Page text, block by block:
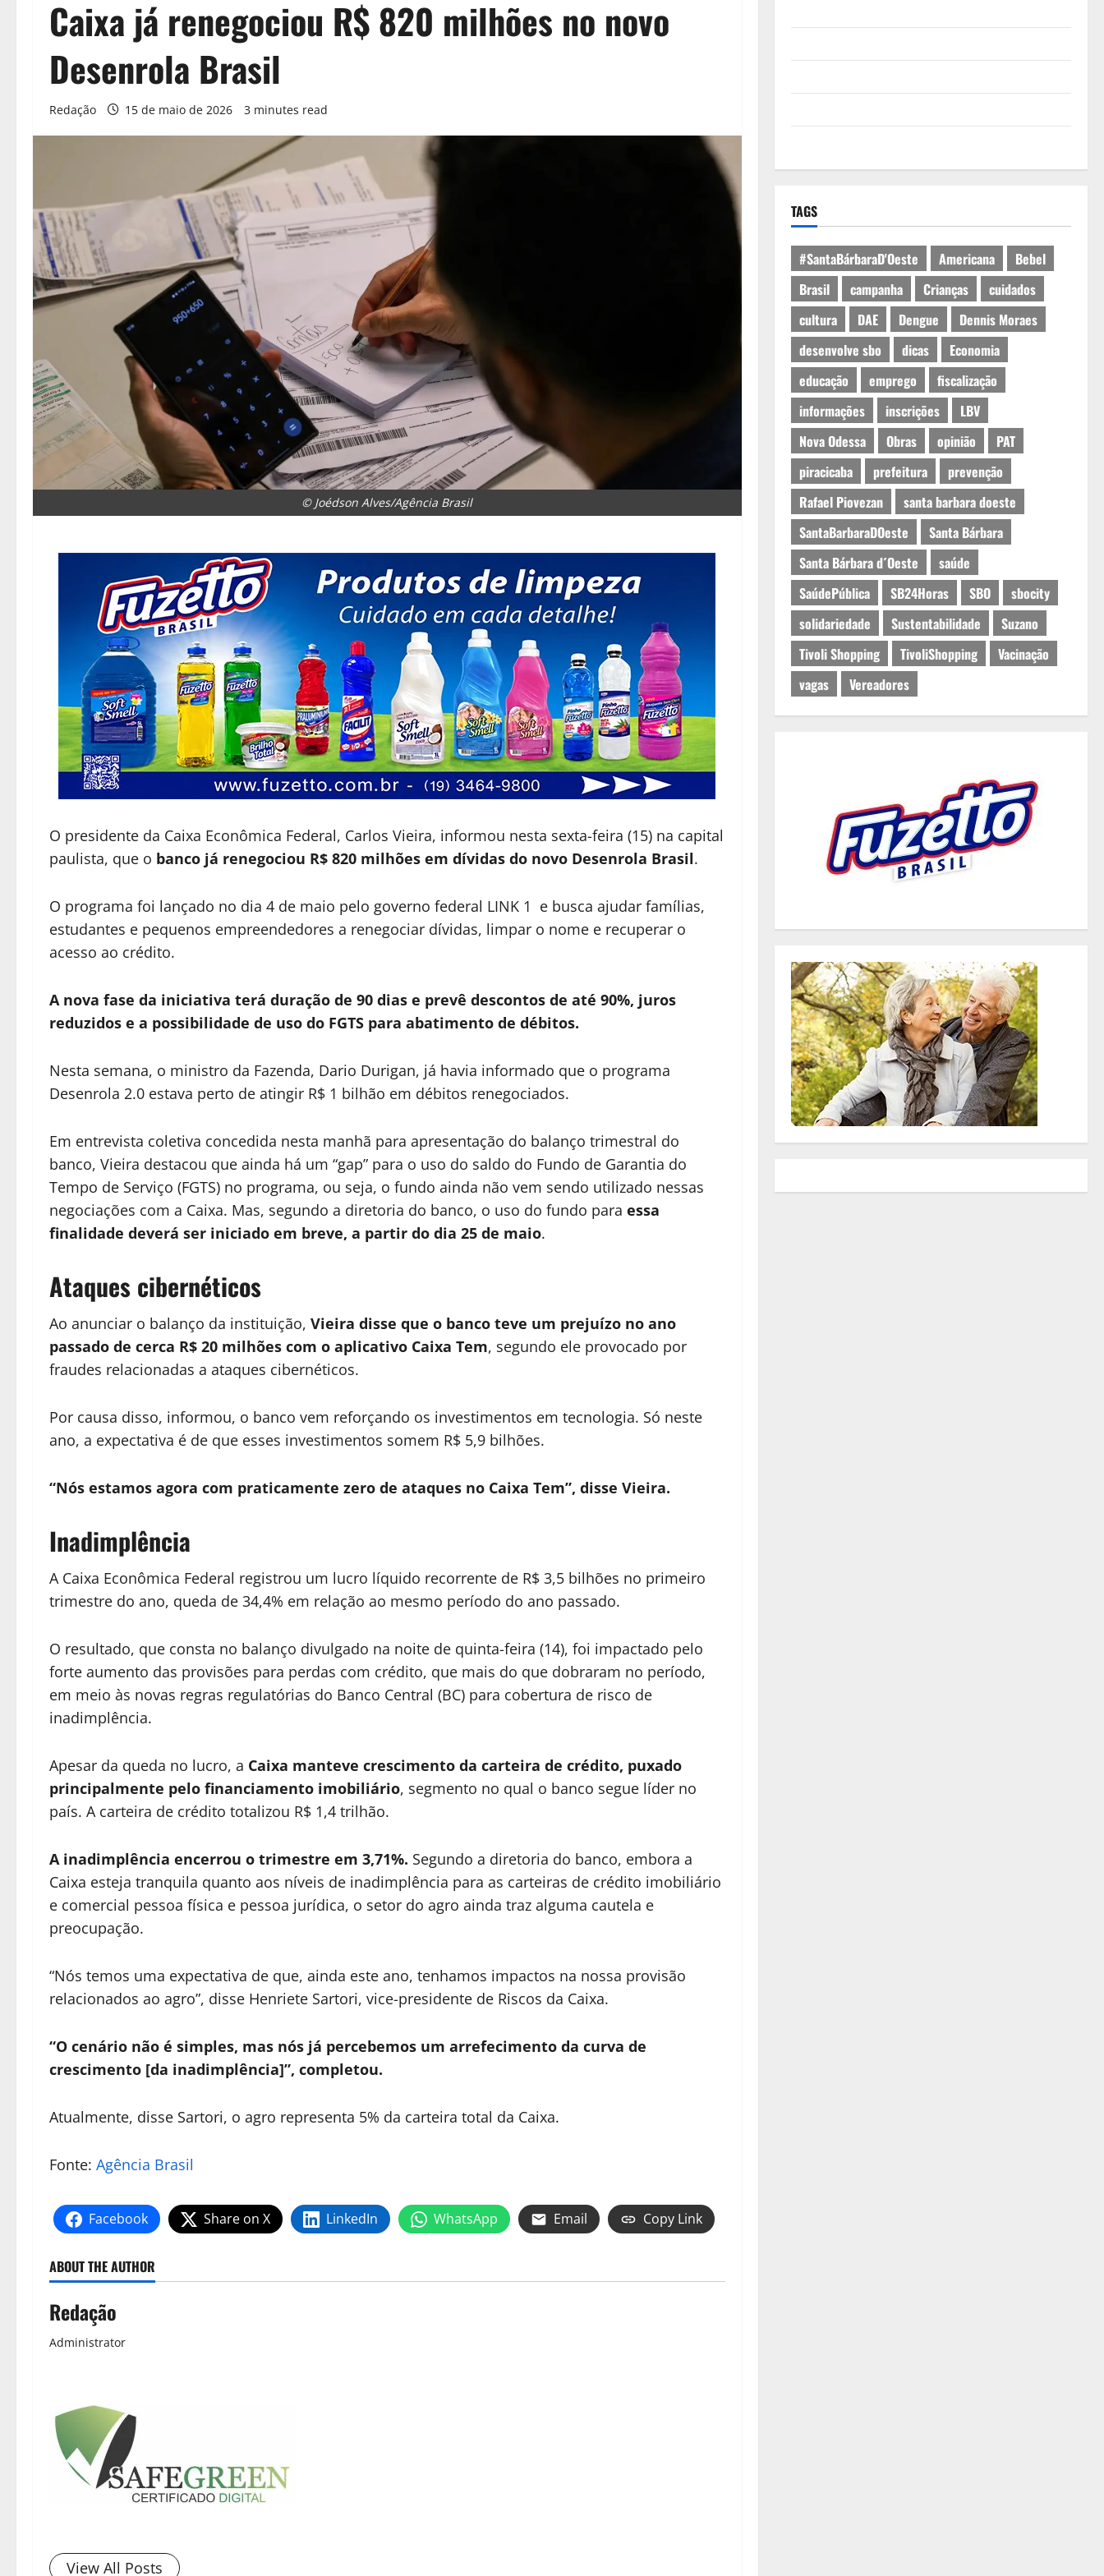
Caixa já renegociou R$ 820 milhões no novo
Desenrola Brasil
Redação 15 de maio de 2026 3 minutes read
© Joédson Alves/Agência Brasil
O presidente da Caixa Econômica Federal, Carlos Vieira, informou nesta sexta-feira (15) na capital
paulista, que o banco já renegociou R$ 820 milhões em dívidas do novo Desenrola Brasil.
O programa foi lançado no dia 4 de maio pelo governo federal LINK 1 e busca ajudar famílias,
estudantes e pequenos empreendedores a renegociar dívidas, limpar o nome e recuperar o
acesso ao crédito.
A nova fase da iniciativa terá duração de 90 dias e prevê descontos de até 90%, juros
reduzidos e a possibilidade de uso do FGTS para abatimento de débitos.
Nesta semana, o ministro da Fazenda, Dario Durigan, já havia informado que o programa
Desenrola 2.0 estava perto de atingir R$ 1 bilhão em débitos renegociados.
Em entrevista coletiva concedida nesta manhã para apresentação do balanço trimestral do
banco, Vieira destacou que ainda há um “gap” para o uso do saldo do Fundo de Garantia do
Tempo de Serviço (FGTS) no programa, ou seja, o fundo ainda não vem sendo utilizado nessas
negociações com a Caixa. Mas, segundo a diretoria do banco, o uso do fundo para essa
finalidade deverá ser iniciado em breve, a partir do dia 25 de maio.
Ataques cibernéticos
Ao anunciar o balanço da instituição, Vieira disse que o banco teve um prejuízo no ano
passado de cerca R$ 20 milhões com o aplicativo Caixa Tem, segundo ele provocado por
fraudes relacionadas a ataques cibernéticos.
Por causa disso, informou, o banco vem reforçando os investimentos em tecnologia. Só neste
ano, a expectativa é de que esses investimentos somem R$ 5,9 bilhões.
“Nós estamos agora com praticamente zero de ataques no Caixa Tem”, disse Vieira.
Inadimplência
A Caixa Econômica Federal registrou um lucro líquido recorrente de R$ 3,5 bilhões no primeiro
trimestre do ano, queda de 34,4% em relação ao mesmo período do ano passado.
O resultado, que consta no balanço divulgado na noite de quinta-feira (14), foi impactado pelo
forte aumento das provisões para perdas com crédito, que mais do que dobraram no período,
em meio às novas regras regulatórias do Banco Central (BC) para cobertura de risco de
inadimplência.
Apesar da queda no lucro, a Caixa manteve crescimento da carteira de crédito, puxado
principalmente pelo financiamento imobiliário, segmento no qual o banco segue líder no
país. A carteira de crédito totalizou R$ 1,4 trilhão.
A inadimplência encerrou o trimestre em 3,71%. Segundo a diretoria do banco, embora a
Caixa esteja tranquila quanto aos níveis de inadimplência para as carteiras de crédito imobiliário
e comercial pessoa física e pessoa jurídica, o setor do agro ainda traz alguma cautela e
preocupação.
“Nós temos uma expectativa de que, ainda este ano, tenhamos impactos na nossa ‌provisão
relacionados ao agro”, ‌disse Henriete Sartori, vice-presidente de Riscos da Caixa.
“O cenário não é simples, mas nós já percebemos um arrefecimento da curva de
crescimento [da inadimplência]”, completou.
Atualmente, disse Sartori, o agro representa 5% da carteira total da Caixa.
Fonte: Agência Brasil
Facebook Share on X LinkedIn WhatsApp Email Copy Link
ABOUT THE AUTHOR
Redação
Administrator
View All Posts
TAGS
#SantaBárbaraD'Oeste Americana
Bebel
Brasil
campanha Crianças
cuidados
cultura
DAE Dengue
Dennis Moraes
desenvolve sbo
dicas
Economia
educação
emprego
fiscalização
informações
inscrições
LBV
Nova Odessa
Obras opinião
PAT
piracicaba
prefeitura
prevenção
Rafael Piovezan
santa barbara doeste
SantaBarbaraDOeste
Santa Bárbara
Santa Bárbara d´Oeste
saúde
SaúdePública
SB24Horas SBO
sbocity
solidariedade
Sustentabilidade
Suzano
Tivoli Shopping
TivoliShopping
Vacinação
vagas
Vereadores